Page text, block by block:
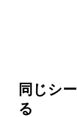
同じシ
る